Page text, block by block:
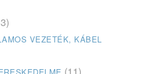
VEZETÉK, KÁBEL